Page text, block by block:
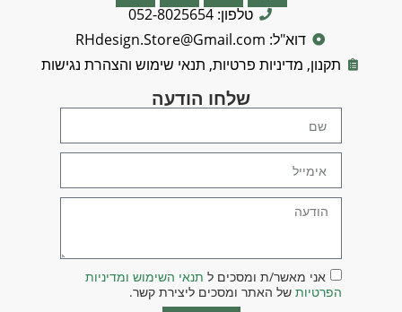
טלפון: 052-8025654
דוא"ל: RHdesign.Store@Gmail.com
תקנון, מדיניות פרטיות, תנאי שימוש והצהרת נגישות
שלחו הודעה
אני מאשר/ת ומסכים ל תנאי השימוש ומדיניות
הפרטיות של האתר ומסכים ליצירת קשר.